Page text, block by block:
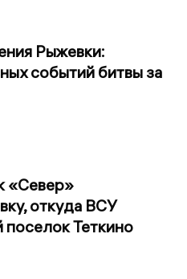
Рыжевки:
событий битвы за
«Север»
откуда ВСУ
поселок Теткино